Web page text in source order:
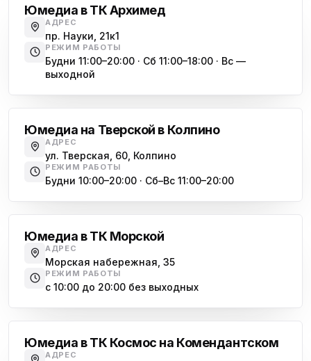
ю
Юмедиа во Всеволожске
пр. Христиновский 28, Всеволожск
Юмедиа в ТК Архимед
АДРЕС
пр. Науки, 21к1
РЕЖИМ РАБОТЫ
Будни 11:00–20:00 · Сб 11:00–18:00 · Вс —
выходной
Юмедиа на Тверской в Колпино
АДРЕС
ул. Тверская, 60, Колпино
РЕЖИМ РАБОТЫ
Будни 10:00–20:00 · Сб–Вс 11:00–20:00
Юмедиа в ТК Морской
АДРЕС
Морская набережная, 35
РЕЖИМ РАБОТЫ
с 10:00 до 20:00 без выходных
Юмедиа в ТК Космос на Комендантском
АДРЕС